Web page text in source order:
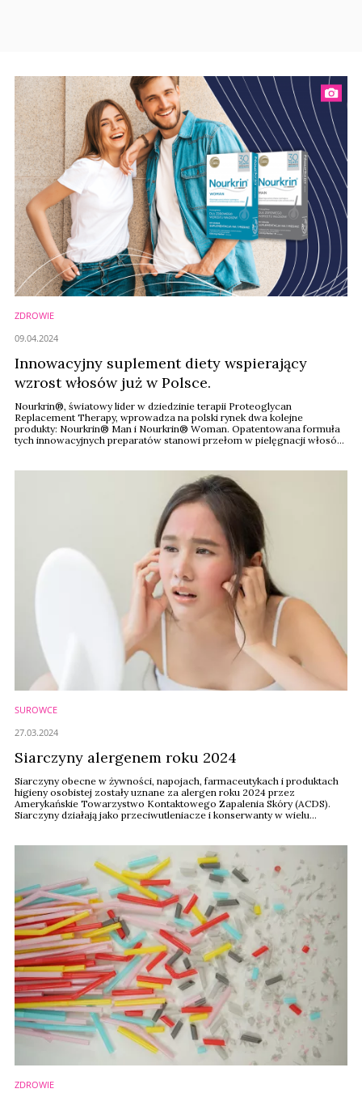
ZDROWIE
Innowacyjny suplement diety wspierający
wzrost włosów już w Polsce.
Nourkrin®, światowy lider w dziedzinie terapii Proteoglycan
Replacement Therapy, wprowadza na polski rynek dwa kolejne
produkty: Nourkrin® Man i Nourkrin® Woman. Opatentowana formuła
tych innowacyjnych preparatów stanowi przełom w pielęgnacji włosów.
09.04.2024
SUROWCE
Siarczyny alergenem roku 2024
Siarczyny obecne w żywności, napojach, farmaceutykach i produktach
higieny osobistej zostały uznane za alergen roku 2024 przez
Amerykańskie Towarzystwo Kontaktowego Zapalenia Skóry (ACDS).
Siarczyny działają jako przeciwutleniacze i konserwanty w wielu
27.03.2024
ZDROWIE